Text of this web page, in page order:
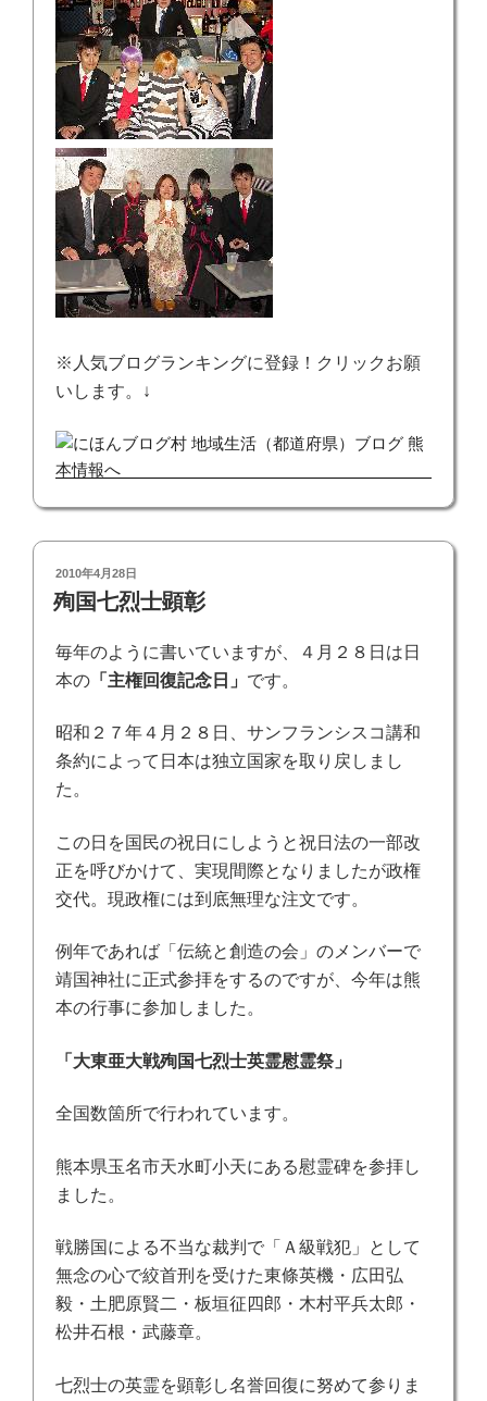
※人気ブログランキングに登録！クリックお願
いします。↓
投
稿
日:
2010年4月28日
殉国七烈士顕彰
毎年のように書いていますが、４月２８日は日
本の 「主権回復記念日」 です。
昭和２７年４月２８日、サンフランシスコ講和
条約によって日本は独立国家を取り戻しまし
た。
この日を国民の祝日にしようと祝日法の一部改
正を呼びかけて、実現間際となりましたが政権
交代。現政権には到底無理な注文です。
例年であれば「伝統と創造の会」のメンバーで
靖国神社に正式参拝をするのですが、今年は熊
本の行事に参加しました。
「大東亜大戦殉国七烈士英霊慰霊祭」
全国数箇所で行われています。
熊本県玉名市天水町小天にある慰霊碑を参拝し
ました。
戦勝国による不当な裁判で「Ａ級戦犯」として
無念の心で絞首刑を受けた東條英機・広田弘
毅・土肥原賢二・板垣征四郎・木村平兵太郎・
松井石根・武藤章。
七烈士の英霊を顕彰し名誉回復に努めて参りま